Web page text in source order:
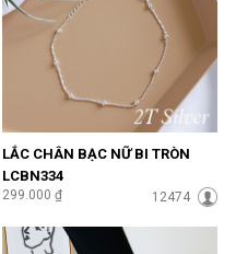
LẮC CHÂN BẠC NỮ BI TRÒN
LCBN334
299.000 ₫ 12474